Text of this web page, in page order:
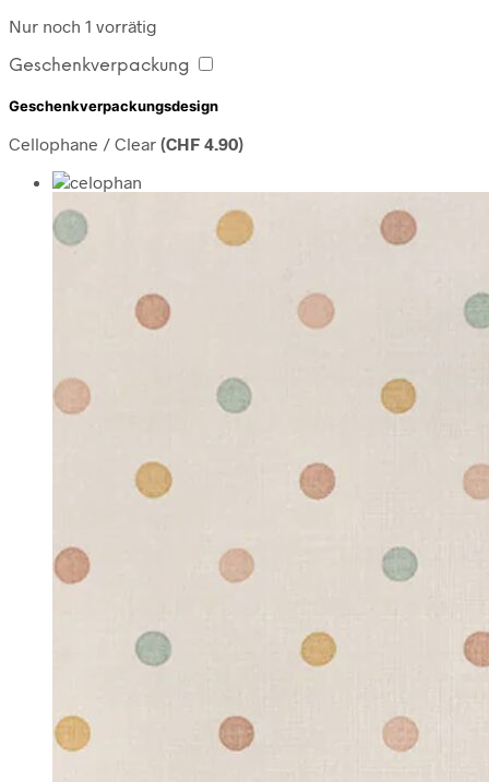
Nur noch 1 vorrätig
Geschenkverpackung
Geschenkverpackungsdesign
Cellophane / Clear (CHF 4.90)